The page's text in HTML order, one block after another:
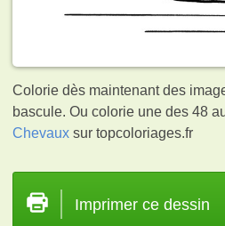
Colorie dès maintenant des
bascule. Ou colorie une des 48
Chevaux sur topcoloriages.fr
Imprimer ce dessin